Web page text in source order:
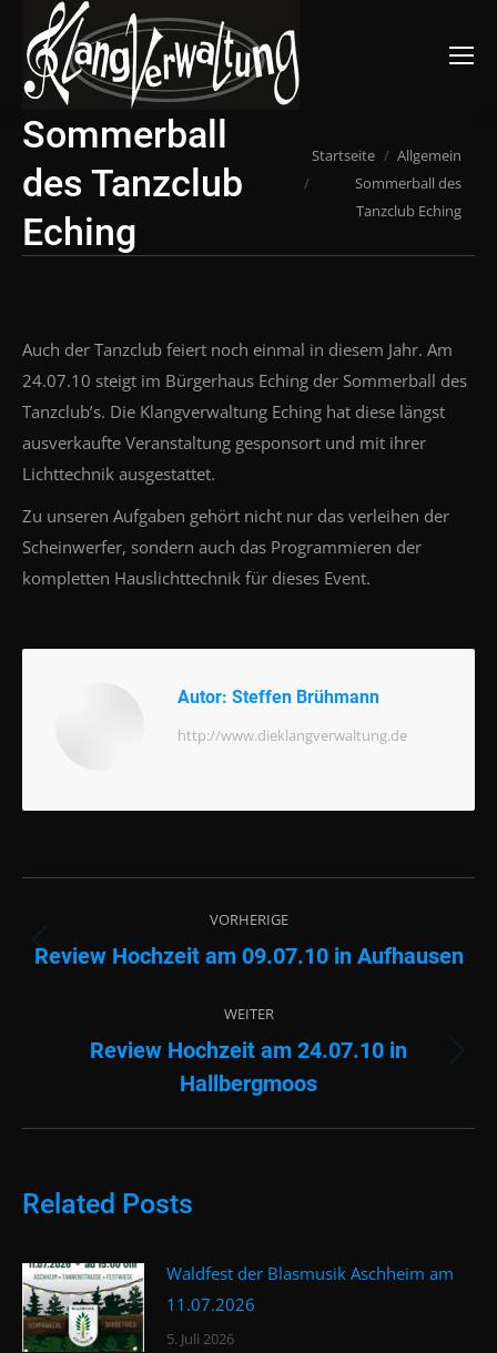
Suchen:
Sommerball
des Tanzclub
Eching
Du bist hier:
Startseite
Allgemein
Sommerball des
Tanzclub Eching
Auch der Tanzclub feiert noch einmal in diesem Jahr. Am
24.07.10 steigt im Bürgerhaus Eching der Sommerball des
Tanzclub’s. Die Klangverwaltung Eching hat diese längst
ausverkaufte Veranstaltung gesponsort und mit ihrer
Lichttechnik ausgestattet.
Zu unseren Aufgaben gehört nicht nur das verleihen der
Scheinwerfer, sondern auch das Programmieren der
kompletten Hauslichttechnik für dieses Event.
Autor: Steffen Brühmann
http://www.dieklangverwaltung.de
VORHERIGE
Vorheriger
Review Hochzeit am 09.07.10 in Aufhausen
WEITER
Nächster
Beitrag:
Review Hochzeit am 24.07.10 in
Hallbergmoos
Related Posts
Waldfest der Blasmusik Aschheim am
11.07.2026
5. Juli 2026